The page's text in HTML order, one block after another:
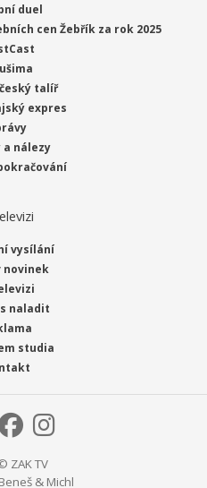
duel
cen Žebřík za rok 2025
talíř
expres
nálezy
vysílání
novinek
naladit
studia
ZAK TV
Beneš & Michl